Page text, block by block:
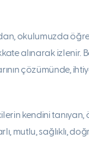
okulumuzda
alınarak izlenir.
çözümünde,
kendini tanıyan,
mutlu, sağlıklı,